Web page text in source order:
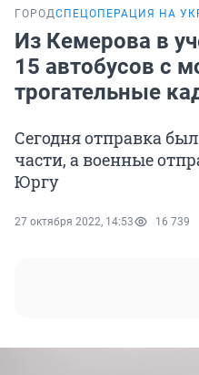
ГОРОДСПЕЦОПЕРАЦИЯ НА
Из Кемерова в
15 автобусов с
трогательные
Сегодня отправка
части, а военные
Юргу
27 октября 2022, 14:53 16 739